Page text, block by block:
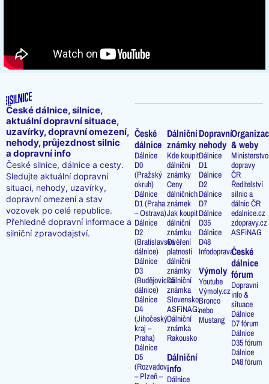
České dálnice, silnice,
aktuální dopravní situace,
uzavírky, dopravní omezení,
nehody, průjezdnost silnic
a dopravní info
České silnice, dálnice a cesty.
Sledujte aktuální dopravní
situaci, nehody, uzavírky,
dopravní omezení a stav
vozovek po celé republice.
Přehledné dopravní informace a
silniční zpravodajství.
České
dálnice
Dálnice
D0
(Pražský
okruh)
Dálnice
D1 (Praha
– Ostrava)
Dálnice
D2
(Bratislavská
dálnice)
Dálnice
D3
(Budějovická
dálnice)
Dálnice
D4
(Jihočeský
kraj –
Praha)
Dálnice
D5
(Rozvadov
– Plzeň –
Dálniční
známky
Kde koupit
dálniční
známky
Ceny
dálničních
známek
Jak koupit
dálniční
známku
Ověření
platnosti
dálniční
známky
Dálniční
známka
Slovensko
ASFiNAG:
Dálniční
známka
Rakousko
Dálniční
info
Dálnice
Dopravní
nehody
Dálnice
D1
Dálnice
D2
Dálnice
D7
Dálnice
D35
Dálnice
D48
Infodoprava
Výmoly
Youtube
Výmoly.cz
Bronco
nebo
Mustang
& weby
Ministerstvo
dopravy
ČR
Ředitelství
silnic a
dálnic ČR
edalnice.cz
zdopravy.cz
ASFiNAG
České
dálnice
fórum
Dopravní
info &
situace
Dálnice
D7 fórum
Dálnice
D35 fórum
Dálnice
D48 fórum